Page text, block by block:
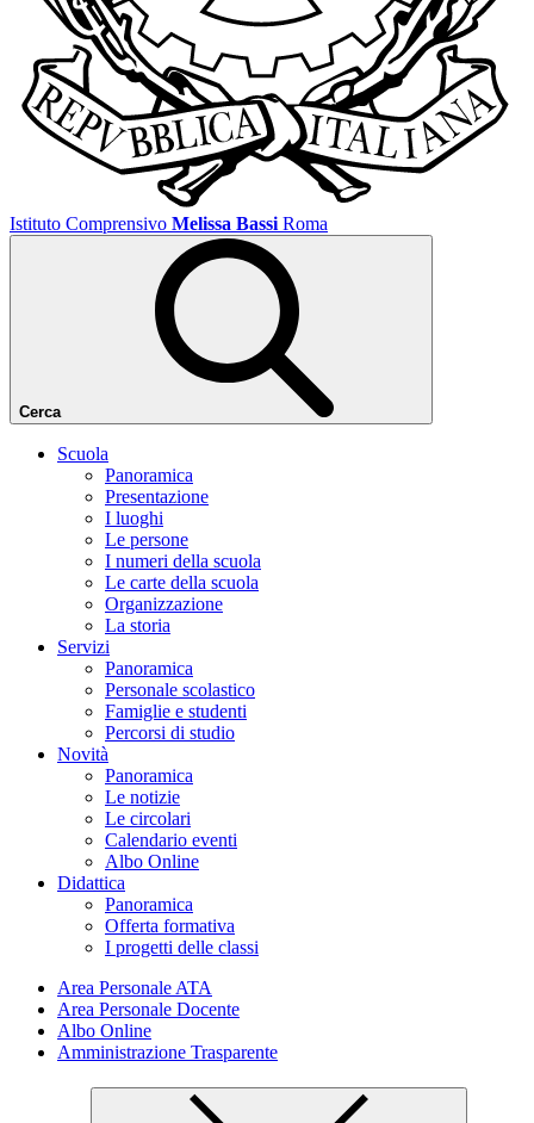
Istituto Comprensivo Melissa Bassi Roma
Cerca
Scuola
Panoramica
Presentazione
I luoghi
Le persone
I numeri della scuola
Le carte della scuola
Organizzazione
La storia
Servizi
Panoramica
Personale scolastico
Famiglie e studenti
Percorsi di studio
Novità
Panoramica
Le notizie
Le circolari
Calendario eventi
Albo Online
Didattica
Panoramica
Offerta formativa
I progetti delle classi
Area Personale ATA
Area Personale Docente
Albo Online
Amministrazione Trasparente